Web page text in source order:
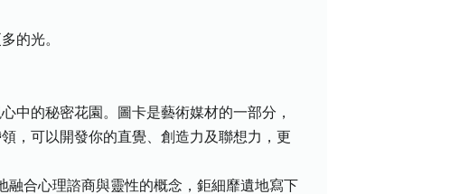
的光。
中的秘密花園。圖卡是藝術媒材的一部分，
，可以開發你的直覺、創造力及聯想力，更
融合心理諮商與靈性的概念，鉅細靡遺地寫下